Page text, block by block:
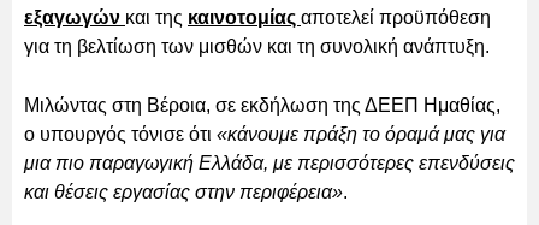
εξαγωγών και της καινοτομίας αποτελεί προϋπόθεση
για τη βελτίωση των μισθών και τη συνολική ανάπτυξη.
Μιλώντας στη Βέροια, σε εκδήλωση της ΔΕΕΠ Ημαθίας,
ο υπουργός τόνισε ότι «κάνουμε πράξη το όραμά μας για
μια πιο παραγωγική Ελλάδα, με περισσότερες επενδύσεις
και θέσεις εργασίας στην περιφέρεια».